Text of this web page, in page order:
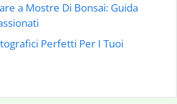
a Mostre Di Bonsai: Guida
Perfetti Per I Tuoi